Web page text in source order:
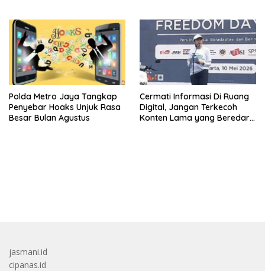
Polda Metro Jaya Tangkap
Penyebar Hoaks Unjuk Rasa
Besar Bulan Agustus
Cermati Informasi Di Ruang
Digital, Jangan Terkecoh
Konten Lama yang Beredar
jasmani.id
cipanas.id